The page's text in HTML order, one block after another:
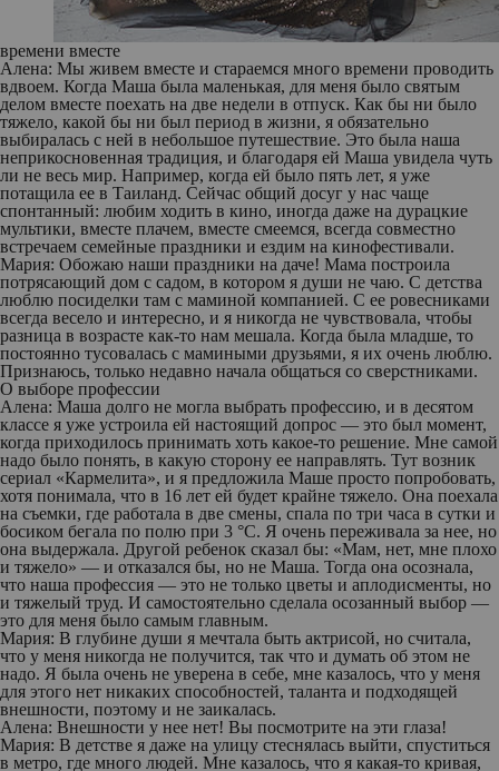
времени вместе
Алена: Мы живем вместе и стараемся много времени проводить
вдвоем. Когда Маша была маленькая, для меня было святым
делом вместе поехать на две недели в отпуск. Как бы ни было
тяжело, какой бы ни был период в жизни, я обязательно
выбиралась с ней в небольшое путешествие. Это была наша
неприкосновенная традиция, и благодаря ей Маша увидела чуть
ли не весь мир. Например, когда ей было пять лет, я уже
потащила ее в Таиланд. Сейчас общий досуг у нас чаще
спонтанный: любим ходить в кино, иногда даже на дурацкие
мультики, вместе плачем, вместе смеемся, всегда совместно
встречаем семейные праздники и ездим на кинофестивали.
Мария: Обожаю наши праздники на даче! Мама построила
потрясающий дом с садом, в котором я души не чаю. С детства
люблю посиделки там с маминой компанией. С ее ровесниками
всегда весело и интересно, и я никогда не чувствовала, чтобы
разница в возрасте как-то нам мешала. Когда была младше, то
постоянно тусовалась с мамиными друзьями, я их очень люблю.
Признаюсь, только недавно начала общаться со сверстниками.
О выборе профессии
Алена: Маша долго не могла выбрать профессию, и в десятом
классе я уже устроила ей настоящий допрос — это был момент,
когда приходилось принимать хоть какое-то решение. Мне самой
надо было понять, в какую сторону ее направлять. Тут возник
сериал «Кармелита», и я предложила Маше просто попробовать,
хотя понимала, что в 16 лет ей будет крайне тяжело. Она поехала
на съемки, где работала в две смены, спала по три часа в сутки и
босиком бегала по полю при 3 °С. Я очень переживала за нее, но
она выдержала. Другой ребенок сказал бы: «Мам, нет, мне плохо
и тяжело» — и отказался бы, но не Маша. Тогда она осознала,
что наша профессия — это не только цветы и аплодисменты, но
и тяжелый труд. И самостоятельно сделала осозанный выбор —
это для меня было самым главным.
Мария: В глубине души я мечтала быть актрисой, но считала,
что у меня никогда не получится, так что и думать об этом не
надо. Я была очень не уверена в себе, мне казалось, что у меня
для этого нет никаких способностей, таланта и подходящей
внешности, поэтому и не заикалась.
Алена: Внешности у нее нет! Вы посмотрите на эти глаза!
Мария: В детстве я даже на улицу стеснялась выйти, спуститься
в метро, где много людей. Мне казалось, что я какая-то кривая,